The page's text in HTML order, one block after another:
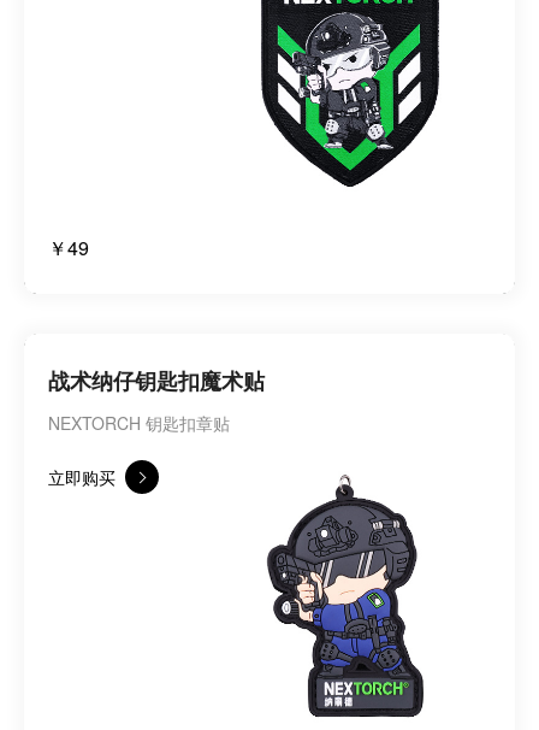
￥49
战术纳仔钥匙扣魔术贴
NEXTORCH 钥匙扣章贴
立即购买